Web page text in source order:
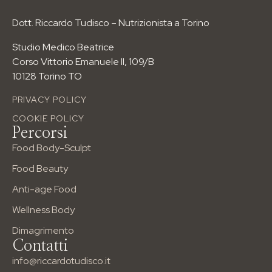
Dott. Riccardo Tudisco – Nutrizionista a Torino
Studio Medico Beatrice
Corso Vittorio Emanuele II, 109/B
10128 Torino TO
PRIVACY POLICY
COOKIE POLICY
Percorsi
Food Body-Sculpt
Food Beauty
Anti-age Food
Wellness Body
Dimagrimento
Contatti
info@riccardotudisco.it
Per esigenze
Per sport
Corso Vittorio Emanuele II, 109/B